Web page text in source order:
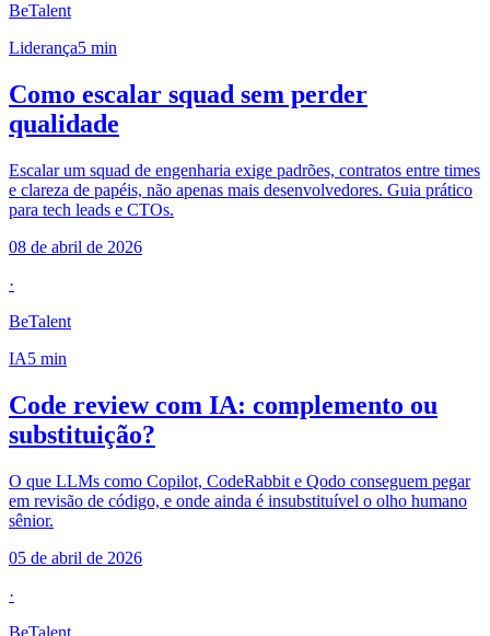
BeTalent
Liderança5 min
Como escalar squad sem perder
qualidade
Escalar um squad de engenharia exige padrões, contratos entre times
e clareza de papéis, não apenas mais desenvolvedores. Guia prático
para tech leads e CTOs.
08 de abril de 2026
·
BeTalent
IA5 min
Code review com IA: complemento ou
substituição?
O que LLMs como Copilot, CodeRabbit e Qodo conseguem pegar
em revisão de código, e onde ainda é insubstituível o olho humano
sênior.
05 de abril de 2026
·
BeTalent